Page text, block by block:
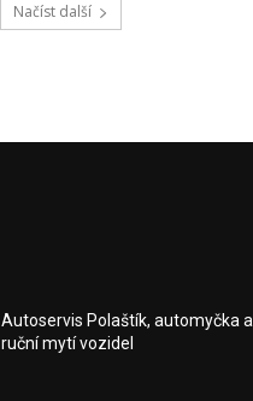
Načíst další
Autoservis Polaštík, automyčka a
ruční mytí vozidel